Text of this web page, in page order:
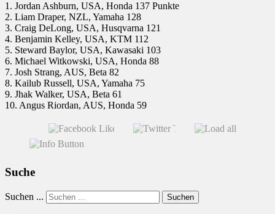
1. Jordan Ashburn, USA, Honda 137 Punkte
2. Liam Draper, NZL, Yamaha 128
3. Craig DeLong, USA, Husqvarna 121
4. Benjamin Kelley, USA, KTM 112
5. Steward Baylor, USA, Kawasaki 103
6. Michael Witkowski, USA, Honda 88
7. Josh Strang, AUS, Beta 82
8. Kailub Russell, USA, Yamaha 75
9. Jhak Walker, USA, Beta 61
10. Angus Riordan, AUS, Honda 59
Suche
Suchen ... Suchen